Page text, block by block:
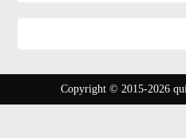
Copyright © 2015-2026